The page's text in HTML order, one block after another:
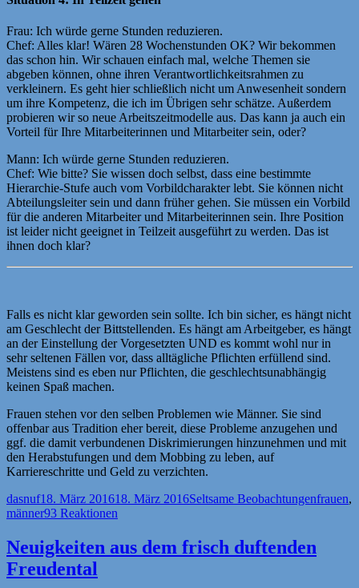
Frau: Ich würde gerne Stunden reduzieren.
Chef: Alles klar! Wären 28 Wochenstunden OK? Wir bekommen
das schon hin. Wir schauen einfach mal, welche Themen sie
abgeben können, ohne ihren Verantwortlichkeitsrahmen zu
verkleinern. Es geht hier schließlich nicht um Anwesenheit sondern
um ihre Kompetenz, die ich im Übrigen sehr schätze. Außerdem
probieren wir so neue Arbeitszeitmodelle aus. Das kann ja auch ein
Vorteil für Ihre Mitarbeiterinnen und Mitarbeiter sein, oder?
Mann: Ich würde gerne Stunden reduzieren.
Chef: Wie bitte? Sie wissen doch selbst, dass eine bestimmte
Hierarchie-Stufe auch vom Vorbildcharakter lebt. Sie können nicht
Abteilungsleiter sein und dann früher gehen. Sie müssen ein Vorbild
für die anderen Mitarbeiter und Mitarbeiterinnen sein. Ihre Position
ist leider nicht geeignet in Teilzeit ausgeführt zu werden. Das ist
ihnen doch klar?
Falls es nicht klar geworden sein sollte. Ich bin sicher, es hängt nicht
am Geschlecht der Bittstellenden. Es hängt am Arbeitgeber, es hängt
an der Einstellung der Vorgesetzten UND es kommt wohl nur in
sehr seltenen Fällen vor, dass alltägliche Pflichten erfüllend sind.
Meistens sind es eben nur Pflichten, die geschlechtsunabhängig
keinen Spaß machen.
Frauen stehen vor den selben Problemen wie Männer. Sie sind
offenbar aus Tradition eher bereit, diese Probleme anzugehen und
ggf. die damit verbundenen Diskrimierungen hinzunehmen und mit
den Herabstufungen und dem Mobbing zu leben, auf
Karriereschritte und Geld zu verzichten.
Autor
dasnufVeröffentlicht
am
18. März 201618. März 2016Kategorien
Seltsame Beobachtungenfrauen,
männer93 Reaktionen
Neuigkeiten aus dem frisch duftenden
Freudental